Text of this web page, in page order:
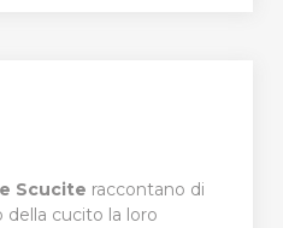
Scucite raccontano di
cucito la loro